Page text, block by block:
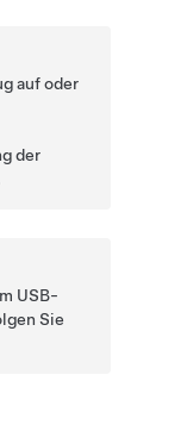
auf oder
der
USB-
Sie